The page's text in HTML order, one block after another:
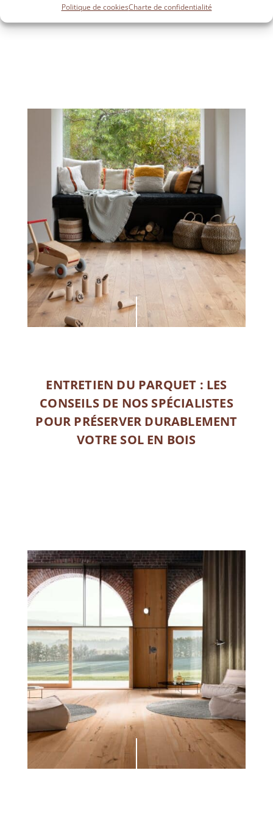
Politique de cookiesCharte de confidentialité
ENTRETIEN DU PARQUET : LES
CONSEILS DE NOS SPÉCIALISTES
POUR PRÉSERVER DURABLEMENT
VOTRE SOL EN BOIS